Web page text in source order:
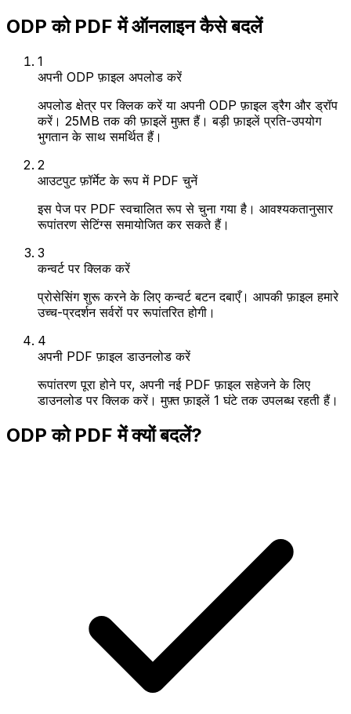
ODP को PDF में ऑनलाइन कैसे बदलें
1
अपनी ODP फ़ाइल अपलोड करें
अपलोड क्षेत्र पर क्लिक करें या अपनी ODP फ़ाइल ड्रैग और ड्रॉप
करें। 25MB तक की फ़ाइलें मुफ़्त हैं। बड़ी फ़ाइलें प्रति-उपयोग
भुगतान के साथ समर्थित हैं।
2
आउटपुट फ़ॉर्मेट के रूप में PDF चुनें
इस पेज पर PDF स्वचालित रूप से चुना गया है। आवश्यकतानुसार
रूपांतरण सेटिंग्स समायोजित कर सकते हैं।
3
कन्वर्ट पर क्लिक करें
प्रोसेसिंग शुरू करने के लिए कन्वर्ट बटन दबाएँ। आपकी फ़ाइल हमारे
उच्च-प्रदर्शन सर्वरों पर रूपांतरित होगी।
4
अपनी PDF फ़ाइल डाउनलोड करें
रूपांतरण पूरा होने पर, अपनी नई PDF फ़ाइल सहेजने के लिए
डाउनलोड पर क्लिक करें। मुफ़्त फ़ाइलें 1 घंटे तक उपलब्ध रहती हैं।
ODP को PDF में क्यों बदलें?